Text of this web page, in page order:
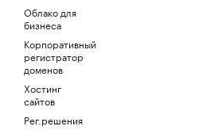
Облако для
бизнеса
Корпоративный
регистратор
доменов
Хостинг
сайтов
Рег.решения